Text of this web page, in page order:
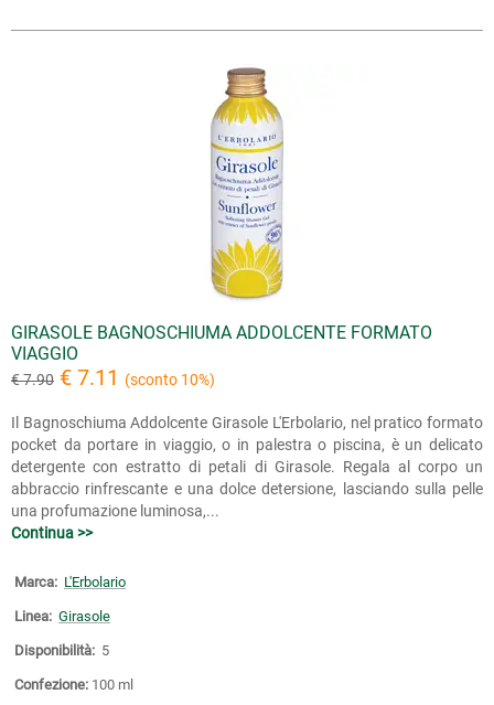
GIRASOLE BAGNOSCHIUMA ADDOLCENTE FORMATO
VIAGGIO
€ 7.90 € 7.11 (sconto 10%)
Il Bagnoschiuma Addolcente Girasole L'Erbolario, nel pratico formato
pocket da portare in viaggio, o in palestra o piscina, è un delicato
detergente con estratto di petali di Girasole. Regala al corpo un
abbraccio rinfrescante e una dolce detersione, lasciando sulla pelle
una profumazione luminosa,...
Continua >>
Marca: L'Erbolario
Linea: Girasole
Disponibilità: 5
Confezione: 100 ml